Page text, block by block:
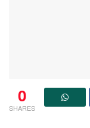
0
SHARES